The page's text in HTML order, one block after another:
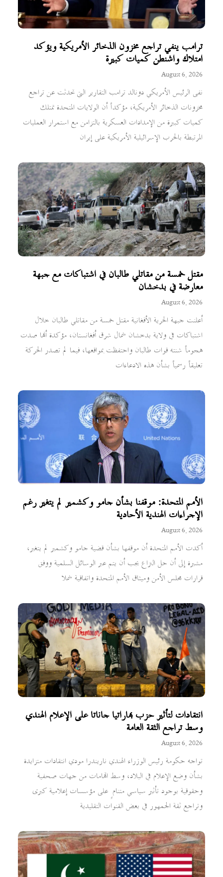
ترامب ينفي تراجع مخزون الذخائر الأمريكية ويؤكد
امتلاك واشنطن كميات كبيرة
August 6, 2026
نفى الرئيس الأمريكي دونالد ترامب التقارير التي تحدثت عن تراجع
مخزونات الذخائر الأمريكية، مؤكداً أن الولايات المتحدة تمتلك
كميات كبيرة من الإمدادات العسكرية بالتزامن مع استمرار العمليات
المرتبطة بالحرب الإسرائيلية الأمريكية على إيران
مقتل خمسة من مقاتلي طالبان في اشتباكات مع جبهة
معارضة في بدخشان
August 6, 2026
أعلنت جبهة الحرية الأفغانية مقتل خمسة من مقاتلي طالبان خلال
اشتباكات في ولاية بدخشان شمال شرق أفغانستان، مؤكدة أنها صدت
هجوماً شنته قوات طالبان واحتفظت بمواقعها، فيما لم تصدر الحركة
تعليقاً رسمياً بشأن هذه الادعاءات
الأمم المتحدة: موقفنا بشأن جامو وكشمير لم يتغير رغم
الإجراءات الهندية الأحادية
August 6, 2026
أكدت الأمم المتحدة أن موقفها بشأن قضية جامو وكشمير لم يتغير،
مشيرة إلى أن حل النزاع يجب أن يتم عبر الوسائل السلمية ووفق
قرارات مجلس الأمن وميثاق الأمم المتحدة واتفاقية شملا
انتقادات لتأثير حزب بهاراتيا جاناتا على الإعلام الهندي
وسط تراجع الثقة العامة
August 6, 2026
تواجه حكومة رئيس الوزراء الهندي ناريندرا مودي انتقادات متزايدة
بشأن وضع الإعلام في البلاد، وسط اتهامات من جهات صحفية
وحقوقية بوجود تأثير سياسي متنامٍ على مؤسسات إعلامية كبرى
وتراجع ثقة الجمهور في بعض القنوات التقليدية